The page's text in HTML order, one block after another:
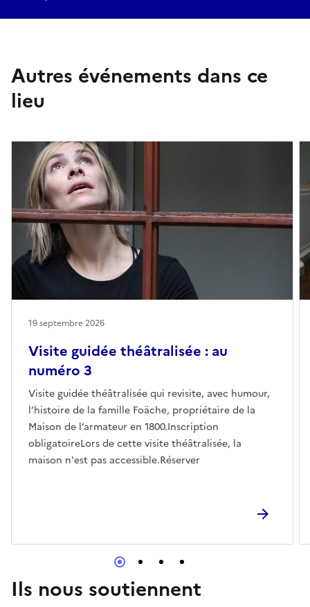
Autres événements dans ce
lieu
Visite guidée théâtralisée : au
numéro 3
Visite guidée théâtralisée qui revisite, avec humour,
l’histoire de la famille Foäche, propriétaire de la
Maison de l’armateur en 1800.Inscription
obligatoireLors de cette visite théâtralisée, la
maison n'est pas accessible.Réserver
19 septembre 2026
Ils nous soutiennent